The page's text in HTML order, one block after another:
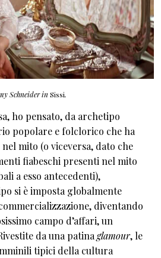
Schneider inSissi.
ho pensato, da archetipo
popolare e folclorico che ha
mito (o viceversa, dato che
fiabeschi presenti nel mito
a esso antecedenti),
si è imposta globalmente
diventando
campo d’affari, un
da una patina glamour, le
tipici della cultura